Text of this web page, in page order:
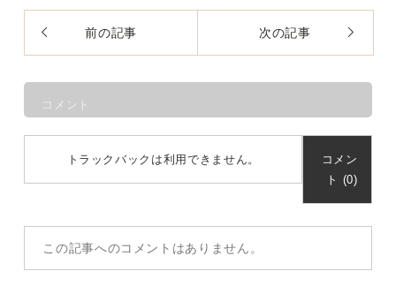
前の記事 次の記事
コメント
トラックバックは利用できません。
コメン
ト (0)
この記事へのコメントはありません。